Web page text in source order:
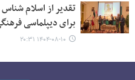
تقدیر از اسلام
برای دیپلماسی
۱۴۰۴-۰۸-۱۰ ۲۰:۳۱